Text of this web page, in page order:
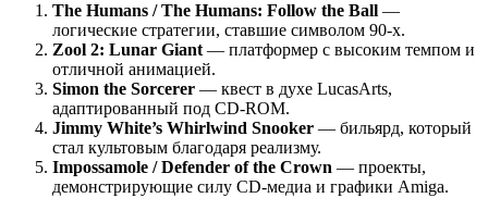
The Humans / The Humans: Follow the Ball —
логические стратегии, ставшие символом 90-х.
Zool 2: Lunar Giant — платформер с высоким темпом и
отличной анимацией.
Simon the Sorcerer — квест в духе LucasArts,
адаптированный под CD-ROM.
Jimmy White’s Whirlwind Snooker — бильярд, который
стал культовым благодаря реализму.
Impossamole / Defender of the Crown — проекты,
демонстрирующие силу CD-медиа и графики Amiga.